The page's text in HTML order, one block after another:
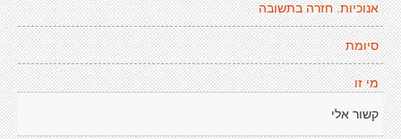
אנוכיות. חזרה בתשובה
סיומת
מי זו
קשור אלי